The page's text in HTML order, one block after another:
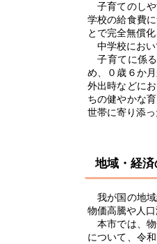
子育てのしや
学校の給食費
とで完全無償
中学校におい
子育てに係る
め、０歳６か
外出時などに
ちの健やかな
世帯に寄り添
地域・経済
我が国の地域
物価高騰や人
本市では、物
について、令